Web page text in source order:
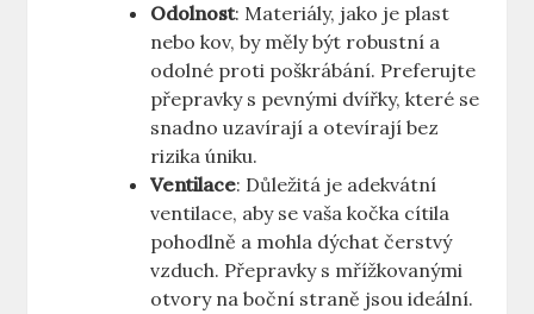
Odolnost: Materiály, jako je plast
nebo kov, by měly být robustní a
odolné proti poškrábání. Preferujte
přepravky s pevnými dvířky, které se
snadno uzavírají a otevírají bez
rizika úniku.
Ventilace: Důležitá je adekvátní
ventilace, aby se vaša kočka cítila
pohodlně a mohla dýchat čerstvý
vzduch. Přepravky s mřížkovanými
otvory na boční straně jsou ideální.